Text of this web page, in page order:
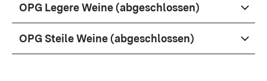
OPG Legere Weine (abgeschlossen)
OPG Steile Weine (abgeschlossen)